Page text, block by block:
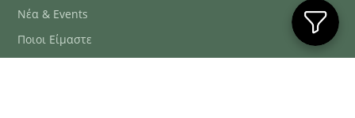
Νέα & Events
Ποιοι Είμαστε